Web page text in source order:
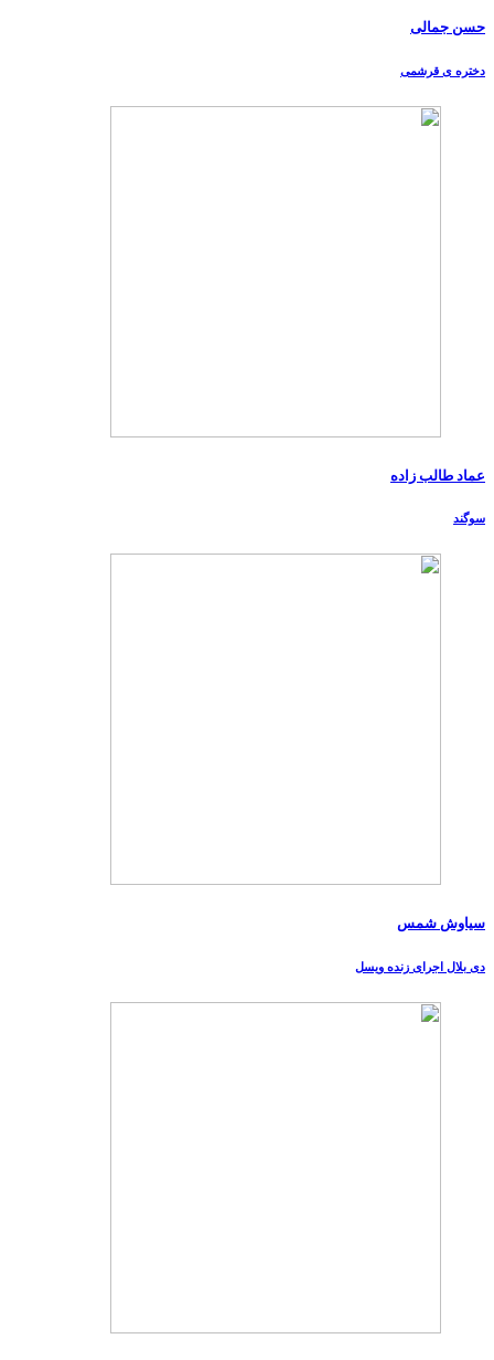
حسن جمالی
دختره ی قرشمی
عماد طالب زاده
سوگند
سیاوش شمس
دی بلال اجرای زنده ویسل